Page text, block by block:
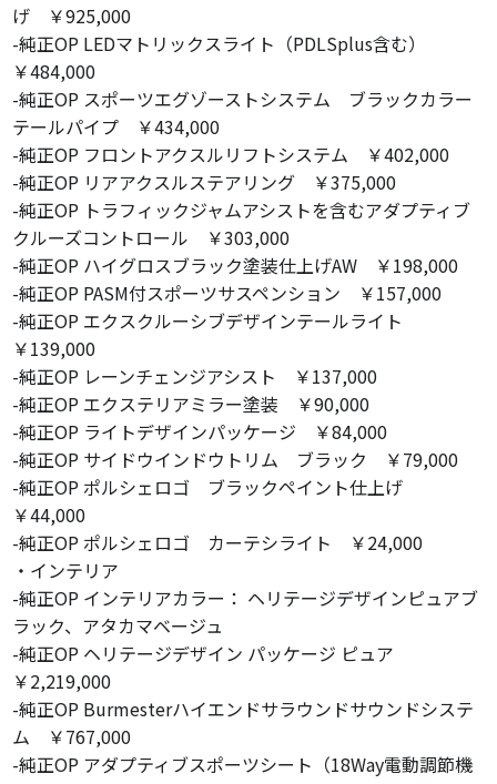
げ ￥925,000
-純正OP LEDマトリックスライト（PDLSplus含む）
￥484,000
-純正OP スポーツエグゾーストシステム ブラックカラー
テールパイプ ￥434,000
-純正OP フロントアクスルリフトシステム ￥402,000
-純正OP リアアクスルステアリング ￥375,000
-純正OP トラフィックジャムアシストを含むアダプティブ
クルーズコントロール ￥303,000
-純正OP ハイグロスブラック塗装仕上げAW ￥198,000
-純正OP PASM付スポーツサスペンション ￥157,000
-純正OP エクスクルーシブデザインテールライト
￥139,000
-純正OP レーンチェンジアシスト ￥137,000
-純正OP エクステリアミラー塗装 ￥90,000
-純正OP ライトデザインパッケージ ￥84,000
-純正OP サイドウインドウトリム ブラック ￥79,000
-純正OP ポルシェロゴ ブラックペイント仕上げ
￥44,000
-純正OP ポルシェロゴ カーテシライト ￥24,000
・インテリア
-純正OP インテリアカラー： ヘリテージデザインピュアブ
ラック、アタカマベージュ
-純正OP ヘリテージデザイン パッケージ ピュア
￥2,219,000
-純正OP Burmesterハイエンドサラウンドサウンドシステ
ム ￥767,000
-純正OP アダプティブスポーツシート（18Way電動調節機